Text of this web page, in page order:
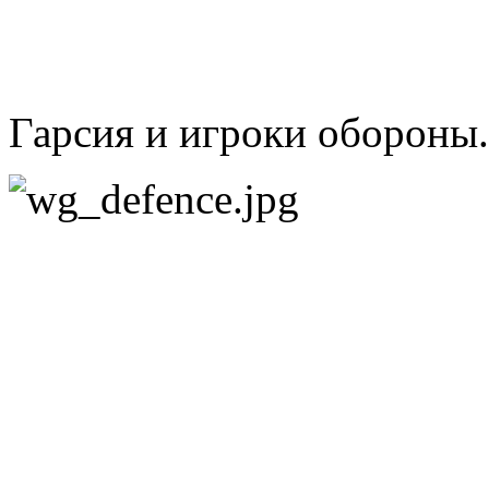
Гарсия и игроки